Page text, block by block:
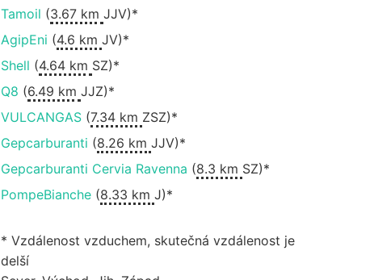
Tamoil (3.67 km JJV)*
AgipEni (4.6 km JV)*
Shell (4.64 km SZ)*
Q8 (6.49 km JJZ)*
VULCANGAS(7.34 km ZSZ)*
Gepcarburanti (8.26 km JJV)*
Gepcarburanti Cervia Ravenna (8.3 km SZ)*
PompeBianche(8.33 km J)*
* Vzdálenost vzduchem, skutečná vzdálenost je
delší